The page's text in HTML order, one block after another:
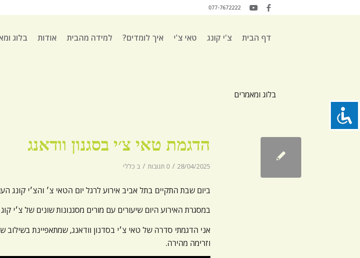
077-7672222
דף הבית צ'י קונג טאי צ'י איך לומדים? למידה מהבית אודות בלוג
בלוג ומאמרים
הדגמת טאי צ׳י בסגנון וודאנג
28/04/2025
/ 0 תגובות / ב כללי
ביום שבת התקיים בתל אביב אירוע לרגל יום הטאי צ׳ והצ׳י קונג
במסגרת האירוע היום שיעורים עם מורים מסגנונות שונים של צ׳י קוג
אני הדגמתי סדרה של טאי צ׳י בסדנון וודאנג, שמתאפיינת בשילוב
וזרימה מהירה.